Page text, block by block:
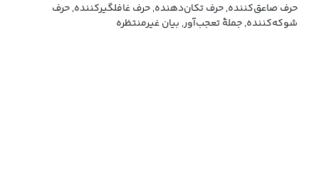
حرف صاعق‌کننده, حرف تکان‌دهنده, حرف غافلگیر‌کننده, حرف
شوکه‌کننده, جملهٔ تعجب‌آور, بیان غیرمنتظره